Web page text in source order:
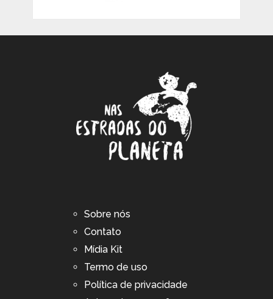
Sobre nós
Contato
Mídia Kit
Termo de uso
Política de privacidade